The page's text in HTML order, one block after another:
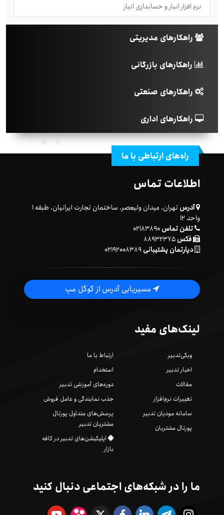
نرم افزار انبار و حسابداری انبار
راهکارهای مدیریتی
راهکارهای بازرگانی
راهکارهای صنعتی
راهکارهای اداری
راه‌های ارتباطی با ما
اطلاعات تماس
آدرس
تهران، میدان ولیعصر، ساختمان تجارت ایرانیان، طبقه ۱
واحد ۱۲
تلفن تماس۰۲۱۸۳۸۹۰
فکس
دپارتمان پشتیبانی۰۲۱۹۲۰۰۸۳۸۹
مسیریابی آدرس از گوگل مپ
لینک‌های مفید
ویکی‌تدبیر
اخبار تدبیر
مقالات
تغییرات نرم‌افزار
سامانه مودیان تدبیر
پورتال مشتریان
ارتباط با ما
استخدام
دوره‌های آموزشی تدبیر
جذب نمایندگی و عامل فروش
پرسش‌های متداول پورتال
مشتریان تدبیر
اپلیکیشن‌های تدبیر در کافه
بازار
ما را در شبکه‌های اجتماعی دنبال کنید